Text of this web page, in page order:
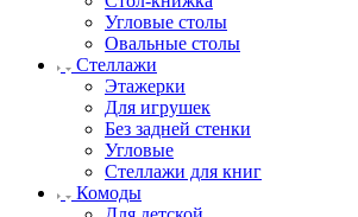
Угловые столы
Овальные столы
Стеллажи
Этажерки
Для игрушек
Без задней стенки
Угловые
Стеллажи для книг
Комоды